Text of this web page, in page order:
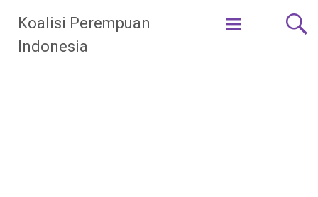
content
Koalisi Perempuan
Indonesia